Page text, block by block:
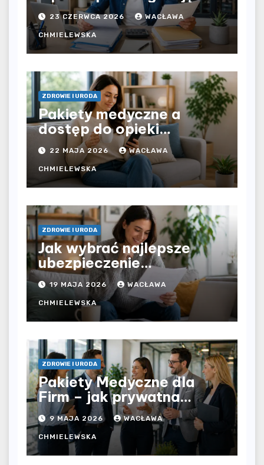
bezpośrednio u
pracodawcy – jak
rozliczyć oba źródła
dochodu?
23 CZERWCA 2026 WACŁAWA
CHMIELEWSKA
ZDROWIE I URODA
Pakiety medyczne a
dostęp do opieki
zdrowotnej bez
ograniczeń czasowych –
czy prywatna opieka daje
większą swobodę?
22 MAJA 2026 WACŁAWA
CHMIELEWSKA
ZDROWIE I URODA
Jak wybrać najlepsze
ubezpieczenie
komunikacyjne i uniknąć
kosztownych błędów?
19 MAJA 2026 WACŁAWA
CHMIELEWSKA
ZDROWIE I URODA
Pakiety Medyczne dla
Firm – jak prywatna
opieka zdrowotna
wpływa na jakość
współpracy w
organizacji?
9 MAJA 2026 WACŁAWA
CHMIELEWSKA